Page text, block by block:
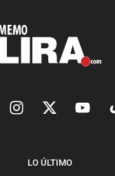
LO ÚLTIMO